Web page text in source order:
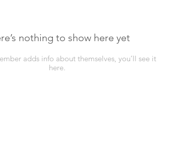
nothing to show here yet
adds info about themselves, you’ll see it
here.